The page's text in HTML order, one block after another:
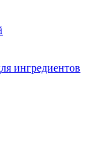
ингредиентов